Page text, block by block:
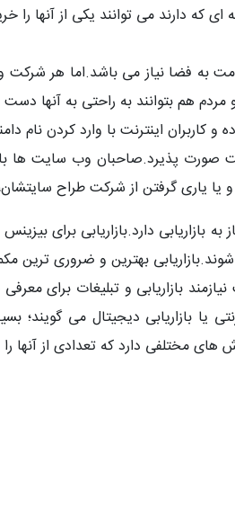
دارند می توانند یکی از آنها را
به فضا نیاز می باشد.اما هر شرکت
هم بتوانند به راحتی به آنها
پذیرد.صاحبان وب سایت ها با
یاری گرفتن از شرکت طراح
دارد.بازاریابی برای
بهترین و ضروری
بازاریابی و تبلیغات برای